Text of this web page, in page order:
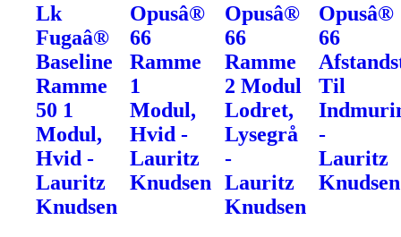
Lk
Fugaâ®
Baseline
Ramme
50 1
Modul,
Hvid -
Lauritz
Knudsen
Opusâ®
66
Ramme
1
Modul,
Hvid -
Lauritz
Knudsen
Opusâ®
66
Ramme
2 Modul
Lodret,
Lysegrå
-
Lauritz
Knudsen
Opusâ®
66
Til
-
Lauritz
Knudsen